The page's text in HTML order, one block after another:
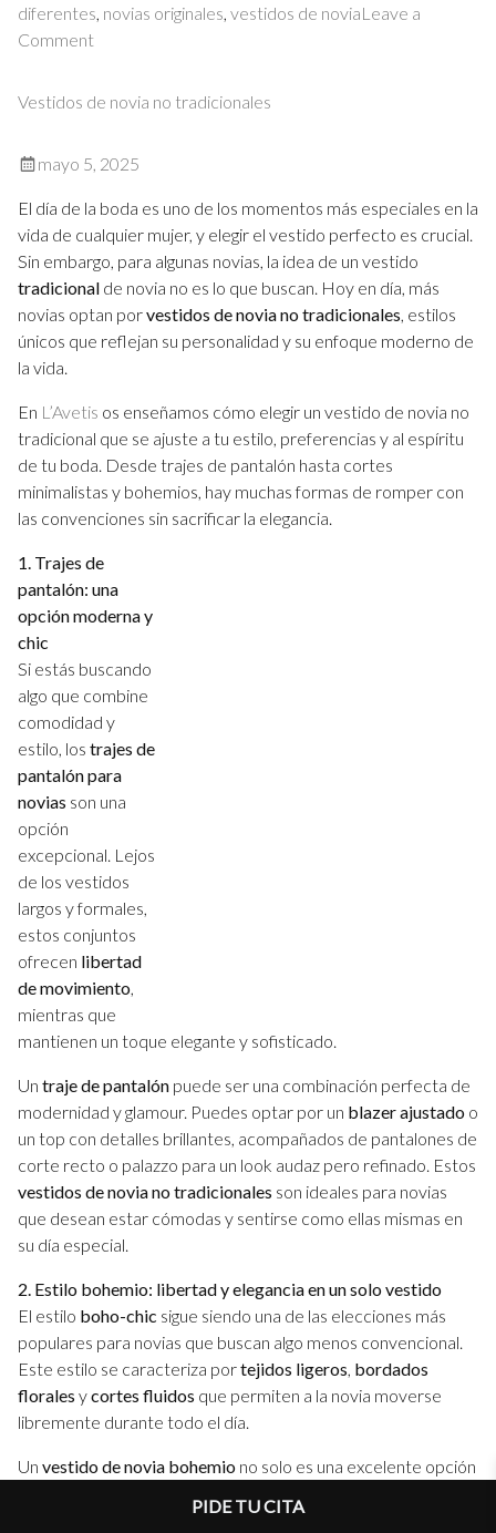
diferentes, novias originales, vestidos de noviaLeave a
Commenton
encanto
vestidos
de
novia
asimétricos
modernos
Vestidos de novia no tradicionales
mayo 5, 2025
El día de la boda es uno de los momentos más especiales en la
vida de cualquier mujer, y elegir el vestido perfecto es crucial.
Sin embargo, para algunas novias, la idea de un vestido
tradicional de novia no es lo que buscan. Hoy en día, más
novias optan porvestidos de novia no tradicionales, estilos
únicos que reflejan su personalidad y su enfoque moderno de
la vida.
En L’Avetis os enseñamos cómo elegir un vestido de novia no
tradicional que se ajuste a tu estilo, preferencias y al espíritu
de tu boda. Desde trajes de pantalón hasta cortes
minimalistas y bohemios, hay muchas formas de romper con
las convenciones sin sacrificar la elegancia.
1. Trajes de
pantalón: una
opción moderna y
chic
Si estás buscando
algo que combine
comodidad y
estilo, los trajes de
pantalón para
novias son una
opción
excepcional. Lejos
de los vestidos
largos y formales,
estos conjuntos
ofrecen libertad
de movimiento,
mientras que
mantienen un toque elegante y sofisticado.
Un traje de pantalón puede ser una combinación perfecta de
modernidad y glamour. Puedes optar por un blazer ajustado o
un top con detalles brillantes, acompañados de pantalones de
corte recto o palazzo para un look audaz pero refinado. Estos
vestidos de novia no tradicionales son ideales para novias
que desean estar cómodas y sentirse como ellas mismas en
su día especial.
2. Estilo bohemio: libertad y elegancia en un solo vestido
El estilo boho-chic sigue siendo una de las elecciones más
populares para novias que buscan algo menos convencional.
Este estilo se caracteriza portejidos ligeros, bordados
florales ycortes fluidos que permiten a la novia moverse
libremente durante todo el día.
Un vestido de novia bohemio no solo es una excelente opción
ofrece un look relajado pero con mucha elegancia. Piensa en
PIDE TU CITA